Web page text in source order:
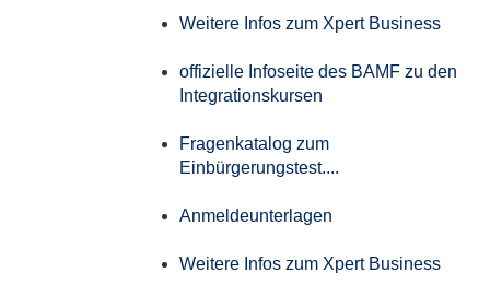
Weitere Infos zum Xpert Business
offizielle Infoseite des BAMF zu den
Integrationskursen
Fragenkatalog zum
Einbürgerungstest....
Anmeldeunterlagen
Weitere Infos zum Xpert Business